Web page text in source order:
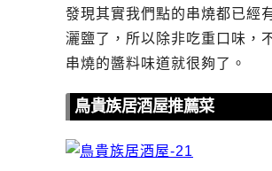
發現其實我們點的串燒都已經
灑鹽了，所以除非吃重口味，
串燒的醬料味道就很夠了。
鳥貴族居酒屋推薦菜